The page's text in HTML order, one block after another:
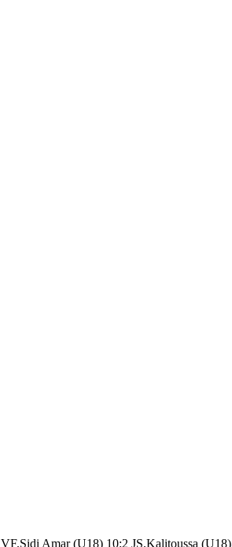
VF.Sidi Amar (U18) 10:2 JS.Kalitoussa (U18)